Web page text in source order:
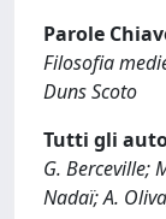
Parole
Filosofia
Duns Scoto
Tutti gli
G. Berceville;
Nadaï; A.